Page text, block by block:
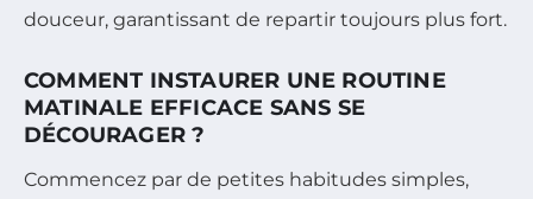
douceur, garantissant de repartir toujours plus fort.
COMMENT INSTAURER UNE ROUTINE
MATINALE EFFICACE SANS SE
DÉCOURAGER ?
Commencez par de petites habitudes simples,